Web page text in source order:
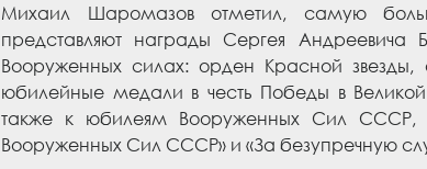
Михаил Шаромазов отметил, самую
представляют награды Сергея
Вооруженных силах: орден Красной звезды,
юбилейные медали в честь Победы в Великой
также к юбилеям Вооруженных Сил СССР,
Вооруженных Сил СССР» и «За безупречную